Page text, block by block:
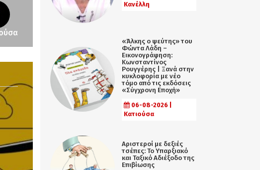
Κανέλλη
«Άλκης ο ψεύτης» του
Φώντα Λάδη –
Εικονογράφηση:
Κωνσταντίνος
Ρουγγέρης | Ξανά στην
κυκλοφορία με νέο
τόμο από τις εκδόσεις
«Σύγχρονη Εποχή»
06-08-2026 |
Κατιούσα
Αριστεροί με δεξιές
τσέπες: Το Υπαρξιακό
και Ταξικό Αδιέξοδο της
Επιβίωσης